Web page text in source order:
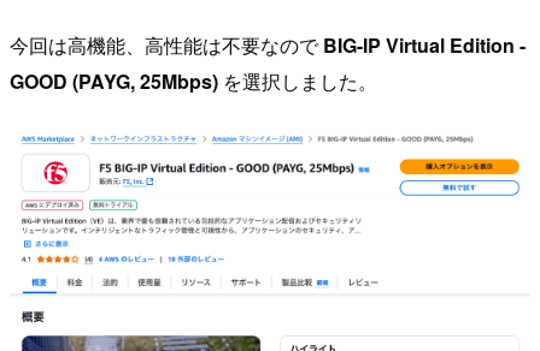
今回は高機能、高性能は不要なのでBIG-IP Virtual Edition -
GOOD (PAYG, 25Mbps) を選択しました。